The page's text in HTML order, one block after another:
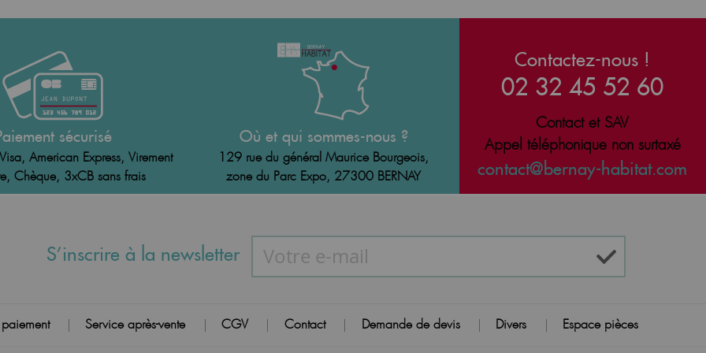
sécurisé
American Express, Virement
Chèque, 3xCB sans frais
Où et qui sommes-nous ?
129 rue du général Maurice Bourgeois,
zone du Parc Expo, 27300 BERNAY
Contactez-nous !
02 32 45 52 60
Contact et SAV
Appel téléphonique non surtaxé
contact@bernay-habitat.com
S’inscrire à la newsletter
| Service après-vente | CGV | Contact | Demande de devis | Divers | Espace pièces